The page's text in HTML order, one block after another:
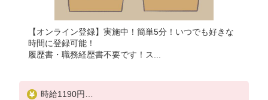
【オンライン登録】実施中！簡単5分！いつでも好きな
時間に登録可能！
履歴書・職務経歴書不要です！ス...
時給1190円